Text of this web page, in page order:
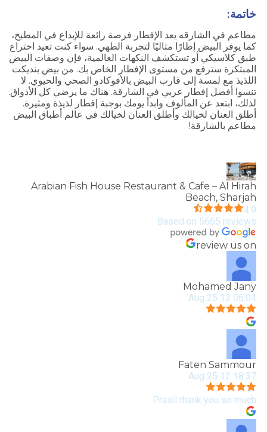
خاتمة:
مطاعم في الشارقه يعد الإفطار فرصة رائعة للإبداع في المطبخ،
كما يوفر البيض إطارًا مثاليًا لتجربة الطهي. سواء كنت تعيد اختراع
طبق كلاسيكي أو تستكشف النكهات العالمية، فإن وصفات البيض
المبتكرة سترفع من مستوى الإفطار الخاص بك. من بيض بنديكت
اللذيذ مع لمسة إلى قارب البيض بالأفوكادو الصحي والحيوي. لا
تنسوا أفضل إفطار عربي في الشارقة. هناك ما يرضي كل الأذواق.
لذلك، ابتعد عن المألوف وابدأ يومك بوجبة إفطار لذيذة ومثيرة.
أطلق العنان لخيالك وأطلق العنان لخيالك في عالم أطباق البيض
مطاعم بالشارقة!
Arabian Fish House Restaurant & Cafe – Al Hirah
Beach, Sharjah
4.9
Based on 5665 reviews
review us on
Mohamed Jany
06:04 13 Aug 25
Faten Sammour
18:37 12 Aug 25
Prasil thank you so much